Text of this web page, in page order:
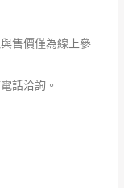
售價僅為線上參
話洽詢。